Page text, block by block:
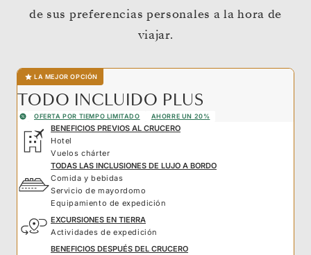
de sus preferencias personales a la hora de
viajar.
LA MEJOR OPCIÓN
TODO INCLUIDO PLUS
OFERTA POR TIEMPO LIMITADO AHORRE UN 20%
BENEFICIOS PREVIOS AL CRUCERO
Hotel
Vuelos chárter
TODAS LAS INCLUSIONES DE LUJO A BORDO
Comida y bebidas
Servicio de mayordomo
Equipamiento de expedición
EXCURSIONES EN TIERRA
Actividades de expedición
BENEFICIOS DESPUÉS DEL CRUCERO